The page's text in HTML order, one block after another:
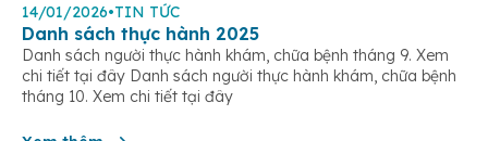
14/01/2026•TIN TỨC
Danh sách thực hành 2025
Danh sách người thực hành khám, chữa bệnh tháng 9. Xem
chi tiết tại đây Danh sách người thực hành khám, chữa bệnh
tháng 10. Xem chi tiết tại đây